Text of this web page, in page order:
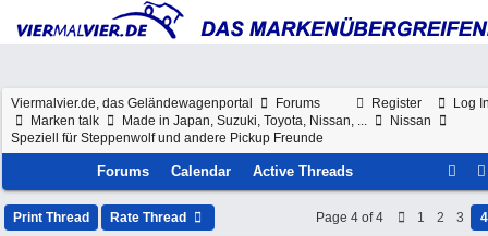
Register Log
Viermalvier.de, das Geländewagenportal
Forums
Marken talk
Made in Japan, Suzuki, Toyota, Nissan, ...
Nissan
Speziell für Steppenwolf und andere Pickup Freunde
Forums Calendar Active Threads
Print Thread Rate Thread Page 4 of 4 1 2 3 4